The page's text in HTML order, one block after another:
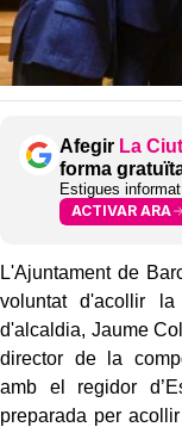
Afegir La
forma
Estigues
ACTIVAR ARA
L'Ajuntament de
voluntat d'acollir
d'alcaldia, Jaume
director de la
amb el regidor
preparada per